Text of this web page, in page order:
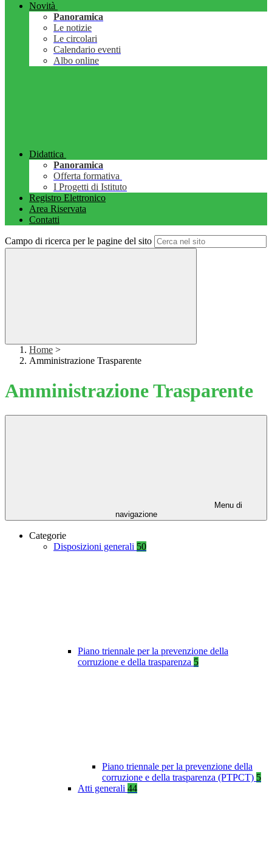
Novità
Panoramica
Le notizie
Le circolari
Calendario eventi
Albo online
Didattica
Panoramica
Offerta formativa
I Progetti di Istituto
Registro Elettronico
Area Riservata
Contatti
Campo di ricerca per le pagine del sito
Home >
Amministrazione Trasparente
Amministrazione Trasparente
Menu di
navigazione
Categorie
Disposizioni generali 50
Piano triennale per la prevenzione della
corruzione e della trasparenza 5
Piano triennale per la prevenzione della
corruzione e della trasparenza (PTPCT) 5
Atti generali 44